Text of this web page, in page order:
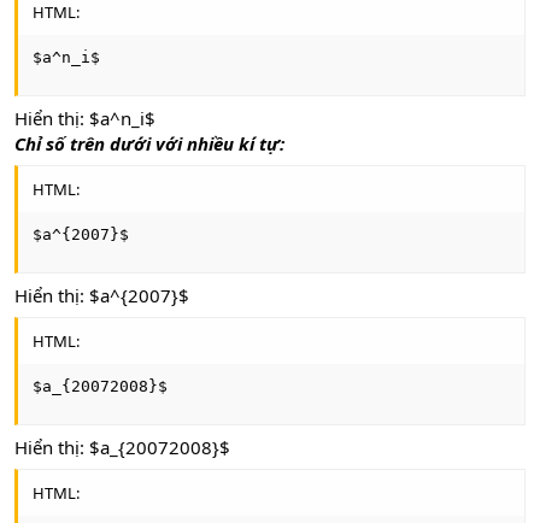
HTML:
$a^n_i$
Hiển thị: $a^n_i$
Chỉ số trên dưới với nhiều kí tự:
HTML:
$a^{2007}$
Hiển thị: $a^{2007}$
HTML:
$a_{20072008}$
Hiển thị: $a_{20072008}$
HTML: